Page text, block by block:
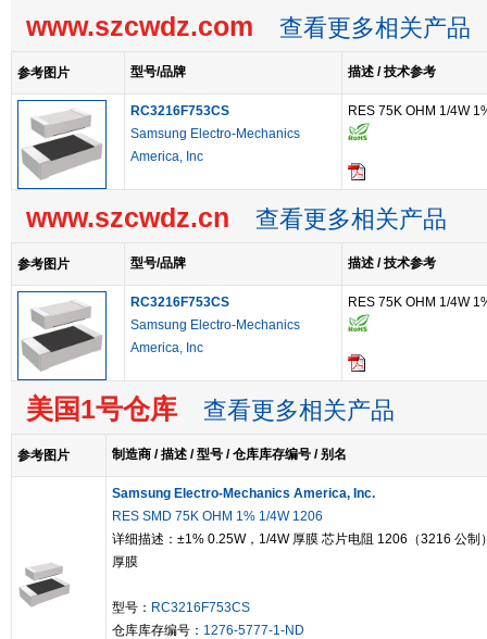
www.szcwdz.com 查看更多相关产品
参考图片 型号/品牌 描述 / 技术参考
RC3216F753CS
Samsung Electro-Mechanics
America, Inc
RES 75K OHM 1/4W
www.szcwdz.cn 查看更多相关产品
参考图片 型号/品牌 描述 / 技术参考
RC3216F753CS
Samsung Electro-Mechanics
America, Inc
RES 75K OHM 1/4W
美国1号仓库 查看更多相关产品
参考图片 制造商 / 描述 / 型号 / 仓库库存编号 / 别名
Samsung Electro-Mechanics America, Inc.
RES SMD 75K OHM 1% 1/4W 1206
详细描述：±1% 0.25W，1/4W 厚膜 芯片电阻 1206（3216 公制
厚膜
型号： RC3216F753CS
仓库库存编号： 1276-5777-1-ND